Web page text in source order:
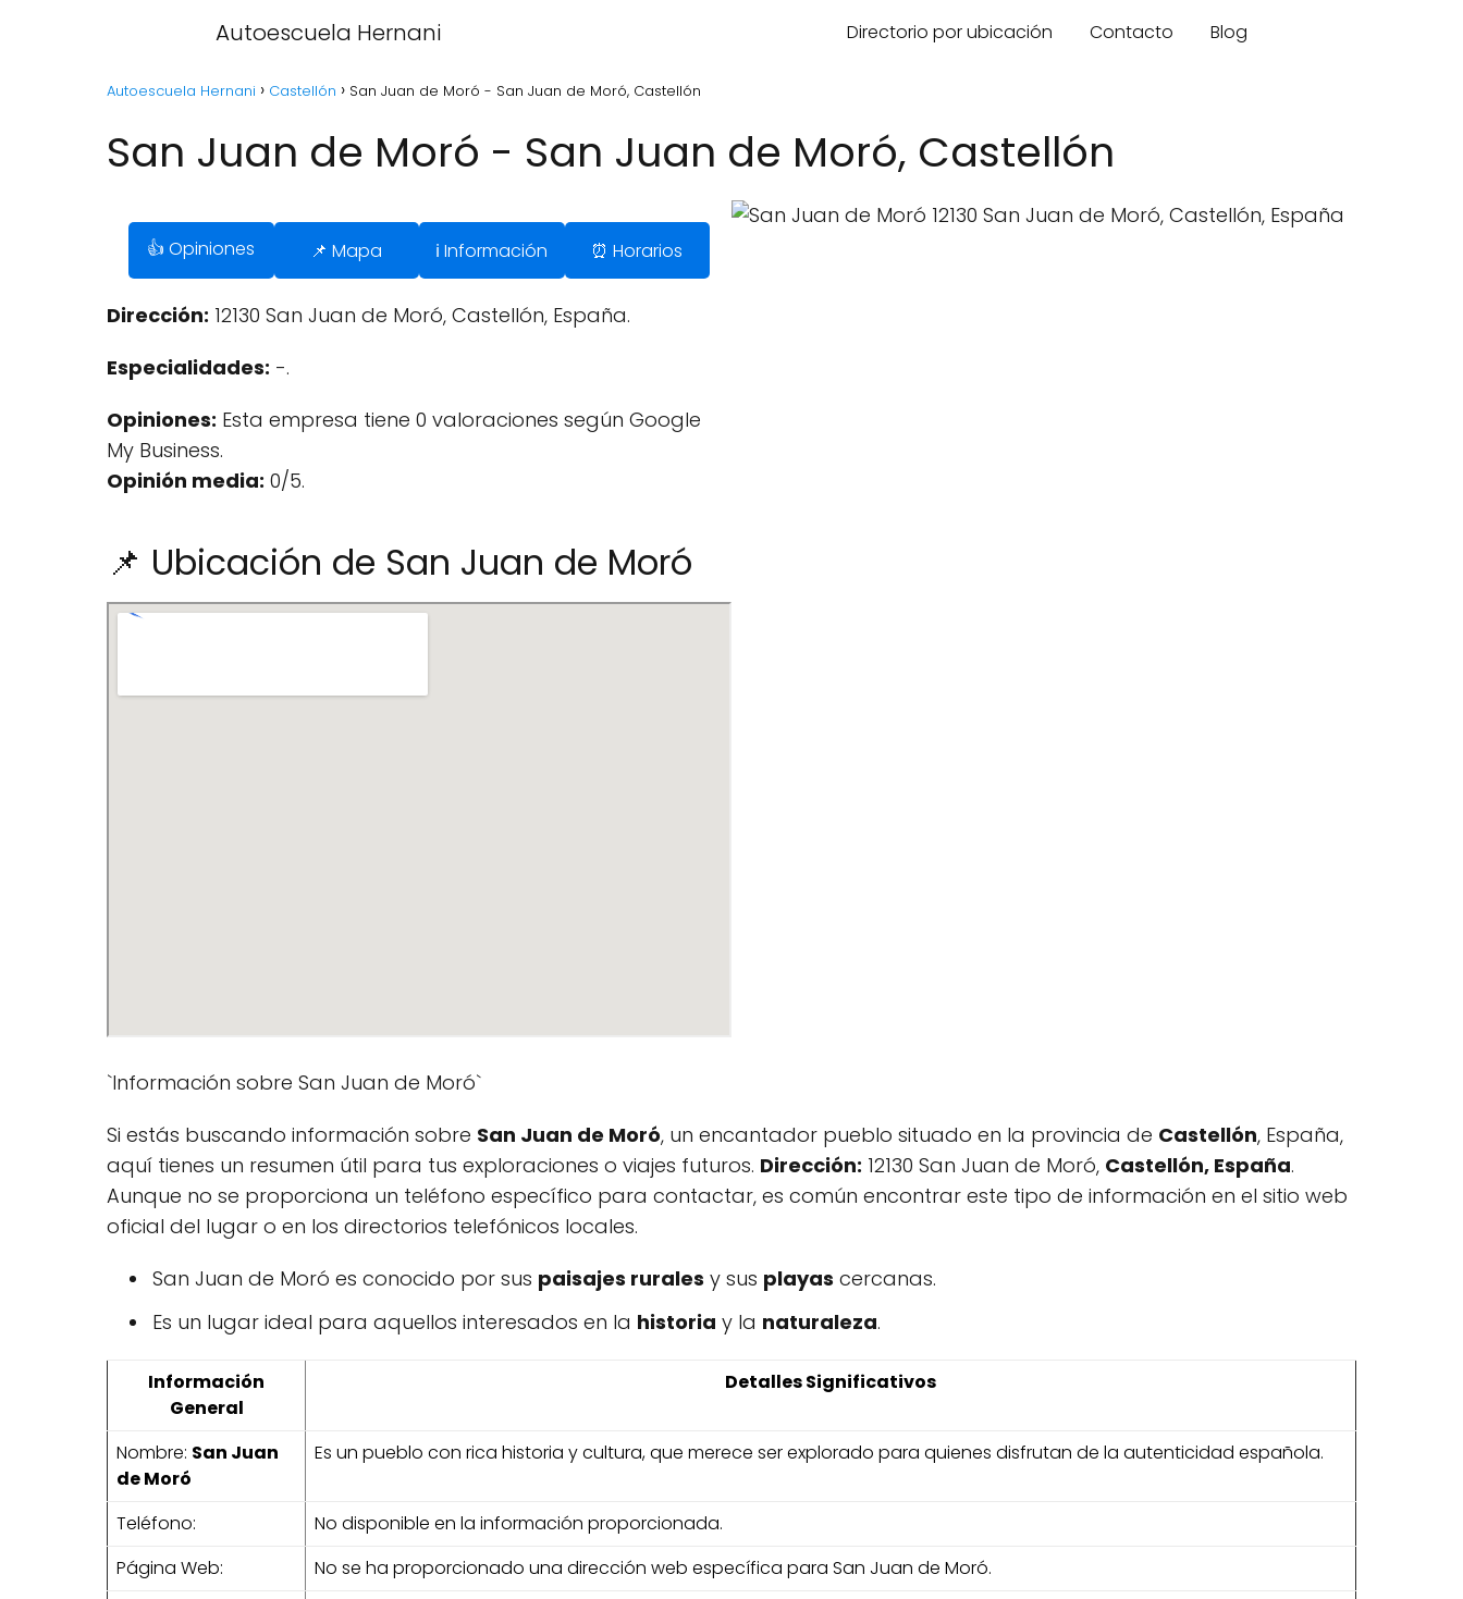
Autoescuela Hernani Directorio por ubicación Contacto Blog
Autoescuela Hernani Castellón San Juan de Moró - San Juan de Moró, Castellón
San Juan de Moró - San Juan de Moró, Castellón
👍 Opiniones 📌 Mapa ℹ️ Información ⏰ Horarios
Dirección: 12130 San Juan de Moró, Castellón, España.
Especialidades: -.
Opiniones: Esta empresa tiene 0 valoraciones según Google
My Business.
Opinión media: 0/5.
📌 Ubicación de San Juan de Moró
`Información sobre San Juan de Moró`
Si estás buscando información sobre San Juan de Moró, un encantador pueblo situado en la provincia de Castellón, España,
aquí tienes un resumen útil para tus exploraciones o viajes futuros. Dirección: 12130 San Juan de Moró, Castellón, España.
Aunque no se proporciona un teléfono específico para contactar, es común encontrar este tipo de información en el sitio web
oficial del lugar o en los directorios telefónicos locales.
San Juan de Moró es conocido por sus paisajes rurales y sus playas cercanas.
Es un lugar ideal para aquellos interesados en la historia y la naturaleza.
Información
General
Detalles Significativos
Nombre: San Juan
de Moró
Es un pueblo con rica historia y cultura, que merece ser explorado para quienes disfrutan de la autenticidad española.
Teléfono:
No disponible en la información proporcionada.
Página Web:
No se ha proporcionado una dirección web específica para San Juan de Moró.